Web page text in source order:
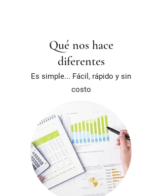
Qué nos hace
diferentes
Es simple... Fácil, rápido y sin
costo